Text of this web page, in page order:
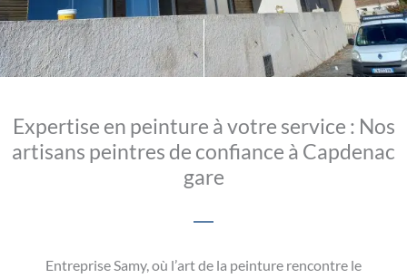
Expertise en peinture à votre service : Nos
artisans peintres de confiance à Capdenac
gare
Entreprise Samy, où l’art de la peinture rencontre le